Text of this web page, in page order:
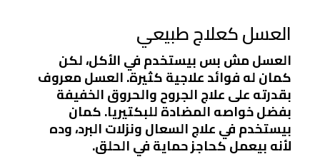
العسل كعلاج طبيعي
العسل مش بس بيستخدم في الأكل، لكن
كمان له فوائد علاجية كثيرة. العسل معروف
بقدرته على علاج الجروح والحروق الخفيفة
بفضل خواصه المضادة للبكتيريا. كمان
بيستخدم في علاج السعال ونزلات البرد، وده
لأنه بيعمل كحاجز حماية في الحلق.